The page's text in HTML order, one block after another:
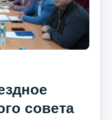
совета